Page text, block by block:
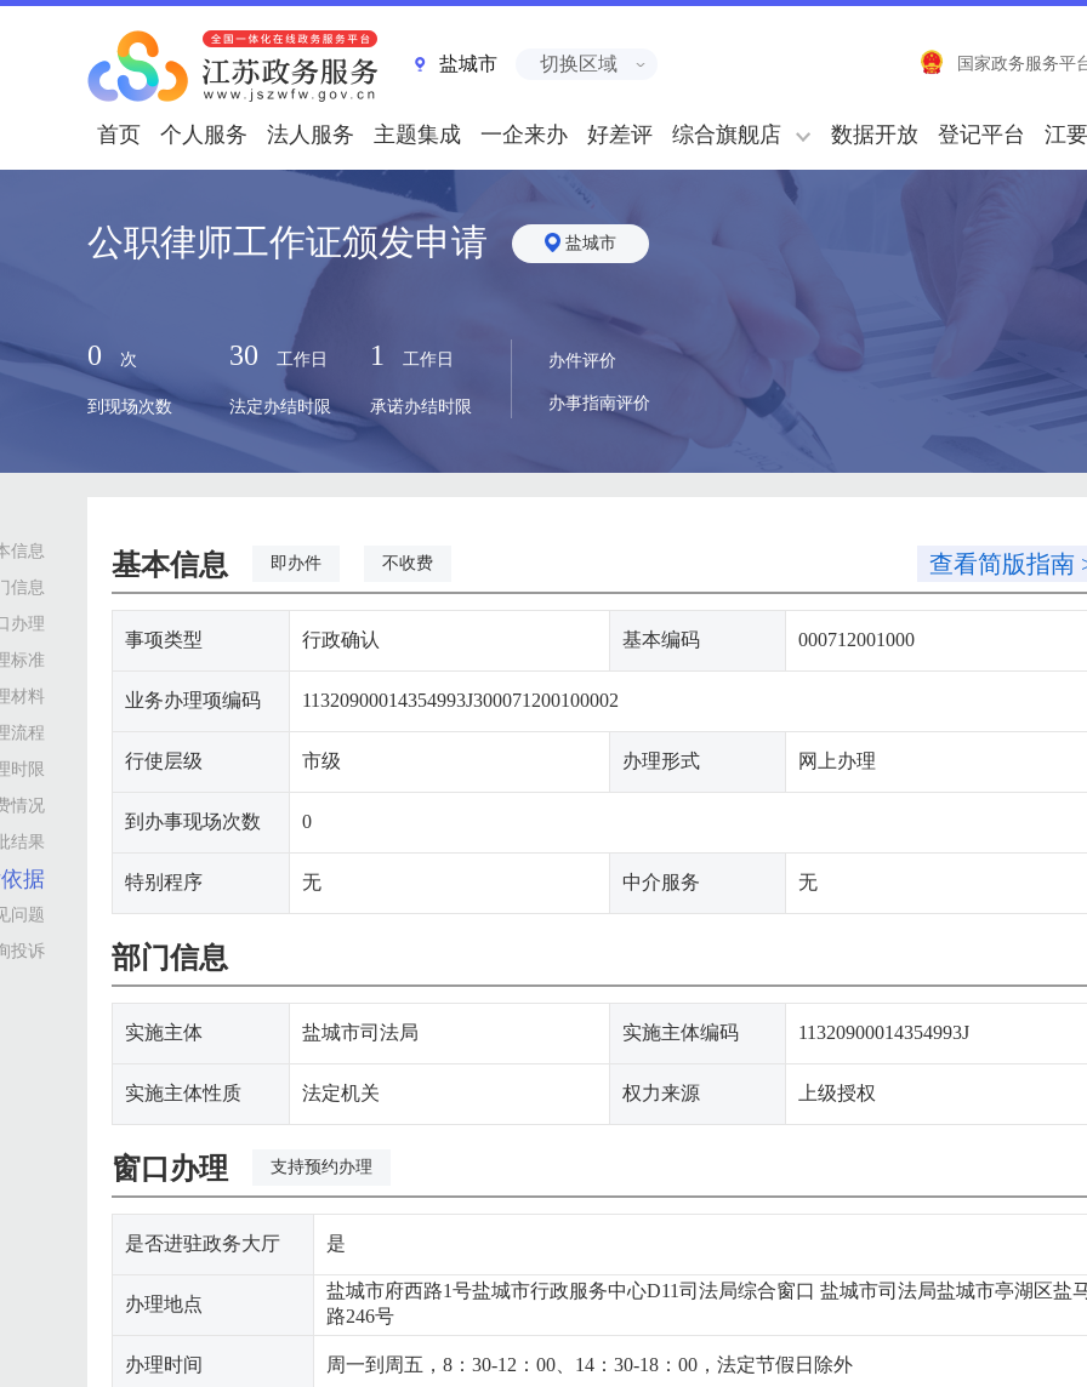
盐城市 切换区域 国家政务服务平
首页 个人服务 法人服务 主题集成 一企来办 好差评 综合旗舰店 数据开放 登记平台 江
公职律师工作证颁发申请 盐城市
0 次
到现场次数
30 工作日
法定办结时限
1 工作日
承诺办结时限
办件评价
办事指南评价
信息
信息
办理
标准
材料
流程
时限
情况
结果
据
问题
投诉
基本信息 即办件 不收费 查看简版指南
事项类型 行政确认 基本编码 000712001000
业务办理项编码 11320900014354993J300071200100002
行使层级 市级 办理形式 网上办理
到办事现场次数 0
特别程序 无 中介服务 无
部门信息
实施主体 盐城市司法局 实施主体编码 11320900014354993J
实施主体性质 法定机关 权力来源 上级授权
窗口办理 支持预约办理
是否进驻政务大厅 是
办理地点
盐城市府西路1号盐城市行政服务中心D11司法局综合窗口 盐城市司法局盐城市亭湖区盐
路246号
办理时间 周一到周五，8：30-12：00、14：30-18：00，法定节假日除外